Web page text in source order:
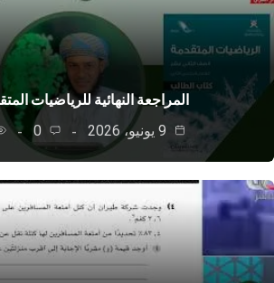
المراجعة النهائية للرياضيات المتقدمة ||…
9 يونيو، 2026
0
74